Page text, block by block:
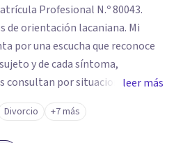
Profesional N.º 80043.
orientación lacaniana. Mi
por una escucha que reconoce
y de cada síntoma,
consultan por situaciones de
los vínculos, inhibiciones,
subjetivos y otros
leer más
Divorcio +7 más